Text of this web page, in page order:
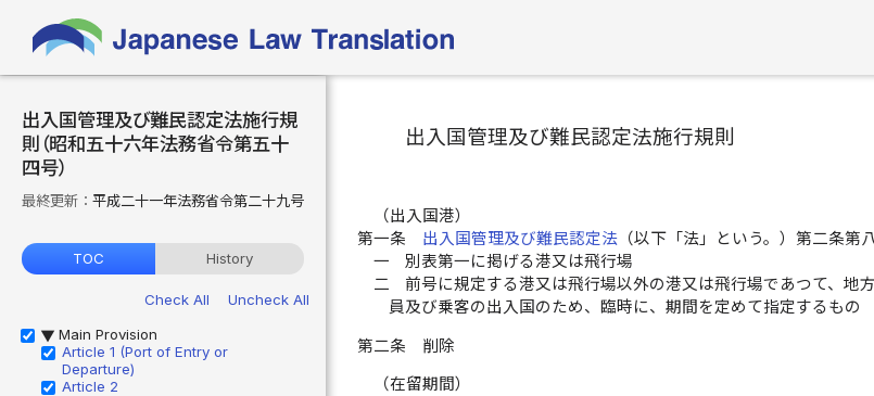
出入国管理及び難民認定法施行規
則（昭和五十六年法務省令第五十
四号）
最終更新： 平成二十一年法務省令第二十九号
TOC History
Check All Uncheck All
▶ Main Provision
Article 1 (Port of Entry or
Departure)
Article 2
出入国管理及び難民認定法施行規則
（出入国港）
第一条
出入国管理及び難民認定法（以下「法」という。）第二条第
一
別表第一に掲げる港又は飛行場
二
前号に規定する港又は飛行場以外の港又は飛行場であつて、
員及び乗客の出入国のため、臨時に、期間を定めて指定するもの
第二条
削除
（在留期間）